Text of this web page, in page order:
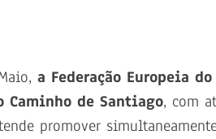
a Federação Europeia
Caminho de Santiago, com
promover